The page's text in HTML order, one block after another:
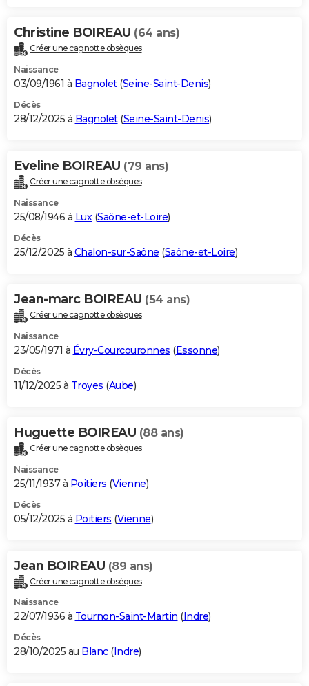
Christine BOIREAU (64 ans)
Créer une cagnotte obsèques
Naissance
03/09/1961 à Bagnolet(Seine-Saint-Denis)
Décès
28/12/2025 à Bagnolet(Seine-Saint-Denis)
Eveline BOIREAU (79 ans)
Créer une cagnotte obsèques
Naissance
25/08/1946 à Lux(Saône-et-Loire)
Décès
25/12/2025 à Chalon-sur-Saône (Saône-et-Loire)
Jean-marc BOIREAU (54 ans)
Créer une cagnotte obsèques
Naissance
23/05/1971 à Évry-Courcouronnes (Essonne)
Décès
11/12/2025 à Troyes (Aube)
Huguette BOIREAU (88 ans)
Créer une cagnotte obsèques
Naissance
25/11/1937 à Poitiers (Vienne)
Décès
05/12/2025 à Poitiers (Vienne)
Jean BOIREAU (89 ans)
Créer une cagnotte obsèques
Naissance
22/07/1936 à Tournon-Saint-Martin (Indre)
Décès
28/10/2025 au Blanc(Indre)